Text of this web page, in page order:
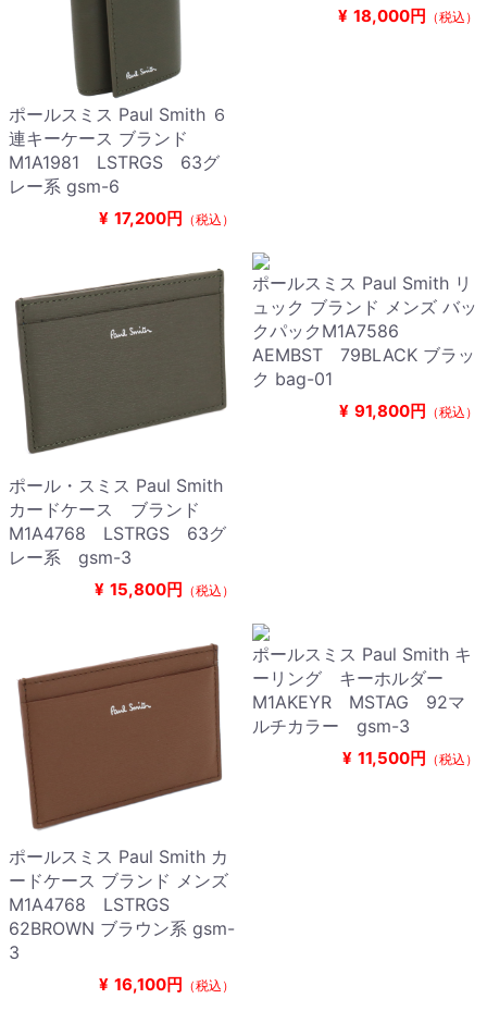
ポールスミス Paul Smith ６
連キーケース ブランド
M1A1981 LSTRGS 63グ
レー系 gsm-6
¥ 17,200円 （税込）
¥ 18,000円 （税込）
ポール・スミス Paul Smith
カードケース ブランド
M1A4768 LSTRGS 63グ
レー系 gsm-3
¥ 15,800円 （税込）
ポールスミス Paul Smith リ
ュック ブランド メンズ バッ
クパックM1A7586
AEMBST 79BLACK ブラッ
ク bag-01
¥ 91,800円 （税込）
ポールスミス Paul Smith カ
ードケース ブランド メンズ
M1A4768 LSTRGS
62BROWN ブラウン系 gsm-
3
¥ 16,100円 （税込）
ポールスミス Paul Smith キ
ーリング キーホルダー
M1AKEYR MSTAG 92マ
ルチカラー gsm-3
¥ 11,500円 （税込）